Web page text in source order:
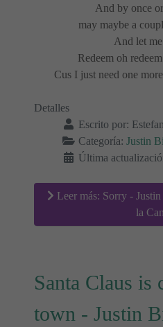
And by once
may maybe a
And let
Redeem oh
Cus I just need one
Detalles
Escrito por:
Categoría: Justin
Última
Leer más: Sorry -
la
Santa Claus is
town - Justin